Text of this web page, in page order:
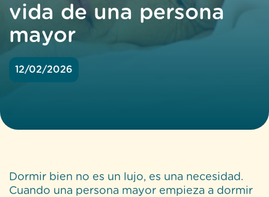
vida de una persona
mayor
12/02/2026
Dormir bien no es un lujo, es una necesidad.
Cuando una persona mayor empieza a dormir